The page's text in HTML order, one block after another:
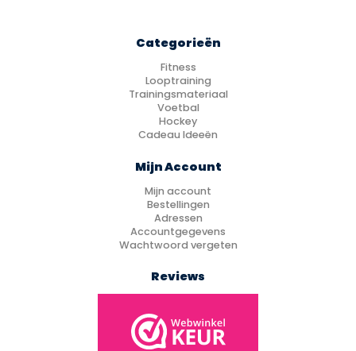
Categorieën
Fitness
Looptraining
Trainingsmateriaal
Voetbal
Hockey
Cadeau Ideeën
Mijn Account
Mijn account
Bestellingen
Adressen
Accountgegevens
Wachtwoord vergeten
Reviews